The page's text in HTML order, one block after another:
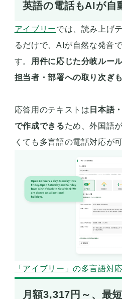
英語の電話もAIが自
アイブリーでは、読み上げ
るだけで、AIが自然な発音
す。
用件に応じた分岐ルー
担当者・部署への取り次ぎ
応答用のテキストは 日本語
で作成できるため、外国語
くても多言語の電話対応が
「アイブリー」の多言語対
月額3,317円～、最